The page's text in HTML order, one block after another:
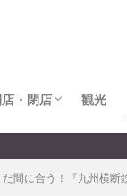
店・閉店
店・閉店
分の開店・閉店まと
観光
だ間に合う！『九州横断
むし湯
グルメ